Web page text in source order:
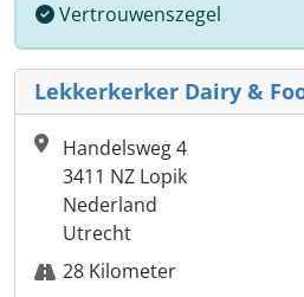
Vertrouwenszegel
Lekkerkerker Dairy &
Handelsweg 4
3411 NZ Lopik
Nederland
Utrecht
28 Kilometer